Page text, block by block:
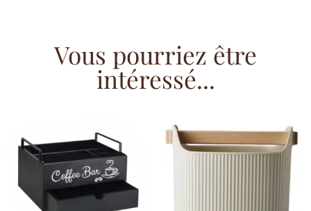
Vous pourriez être
intéressé...